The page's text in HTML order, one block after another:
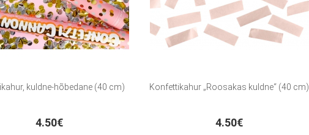
kuldne-hõbedane (40 cm)
4.50€
Konfettikahur „Roosakas kuldne“ (40 cm)
4.50€